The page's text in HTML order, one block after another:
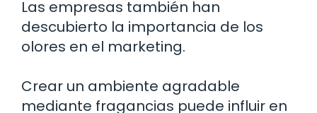
Las empresas también han
descubierto la importancia de los
olores en el marketing.
Crear un ambiente agradable
mediante fragancias puede influir en